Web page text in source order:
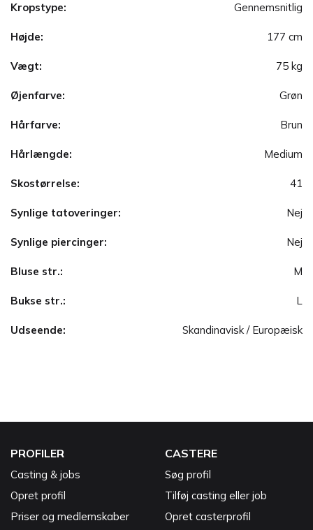
Kropstype: Gennemsnitlig
Højde: 177 cm
Vægt: 75 kg
Øjenfarve: Grøn
Hårfarve: Brun
Hårlængde: Medium
Skostørrelse: 41
Synlige tatoveringer: Nej
Synlige piercinger: Nej
Bluse str.: M
Bukse str.: L
Udseende: Skandinavisk / Europæisk
PROFILER
Casting & jobs
Opret profil
Priser og medlemskaber
CASTERE
Søg profil
Tilføj casting eller job
Opret casterprofil